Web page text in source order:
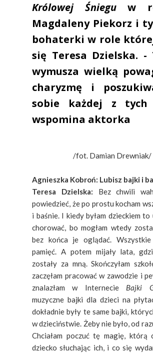
Królowej Śnieguw
Magdaleny Piekorz i
bohaterki w role
się Teresa Dzielska. -
wymusza wielką
charyzmę i
sobie każdej z tych
wspomina aktorka
/fot. Damian Drewniak/
Agnieszka Kobroń: Lubisz bajki i
Teresa Dzielska: Bez chwili
powiedzieć, że po prostu kocham
i baśnie. I kiedy byłam dzieckiem to
chorować, bo mogłam wtedy
bez końca je oglądać. Wszystkie
pamięć. A potem mijały lata,
zostały za mną. Skończyłam
zaczęłam pracować w zawodzie i
znalazłam w Internecie Bajki
muzyczne bajki dla dzieci na
dokładnie były te same bajki,
w dzieciństwie. Żeby nie było, od
Chciałam poczuć tę magię, którą
dziecko słuchając ich, i co się